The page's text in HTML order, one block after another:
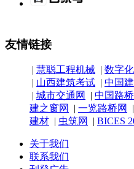
友情链接
| 慧聪工程机械 | 数字
| 山西建筑考试 | 中国
| 城市交通网 | 中国路
建之窗网
| 一览路桥网 |
建材 | 虫筑网 | BICES
关于我们
联系我们